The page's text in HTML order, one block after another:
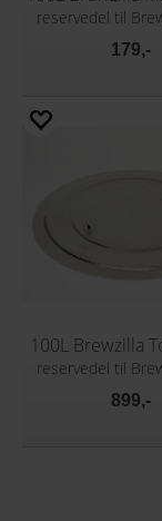
reservedel til
179,-
100L Brewzilla
reservedel til
899,-